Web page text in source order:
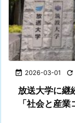
 2026-03-01 
放送大学に継
「社会と産